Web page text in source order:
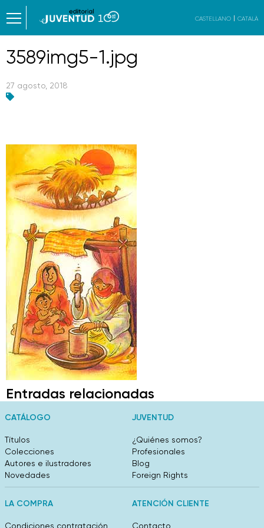
CASTELLANO CATALÀ
3589img5-1.jpg
27 agosto, 2018
Entradas relacionadas
CATÁLOGO
Títulos
Colecciones
Autores e ilustradores
Novedades
JUVENTUD
¿Quiénes somos?
Profesionales
Blog
Foreign Rights
LA COMPRA
Condiciones contratación
ATENCIÓN CLIENTE
Contacto